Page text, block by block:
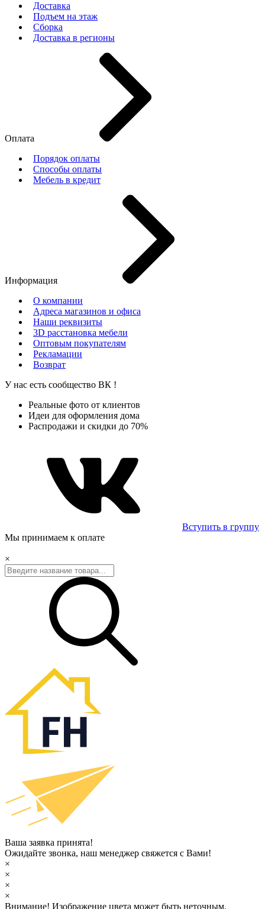
Доставка
Подъем на этаж
Сборка
Доставка в регионы
Оплата
Порядок оплаты
Способы оплаты
Мебель в кредит
Информация
О компании
Адреса магазинов и офиса
Наши реквизиты
3D расстановка мебели
Оптовым покупателям
Рекламации
Возврат
У нас есть сообщество ВК !
Реальные фото от клиентов
Идеи для оформления дома
Распродажи и скидки до 70%
Вступить в группу
Мы принимаем к оплате
×
Ваша заявка принята!
Ожидайте звонка, наш менеджер свяжется с Вами!
×
×
×
×
Внимание! Изображение цвета может быть неточным.